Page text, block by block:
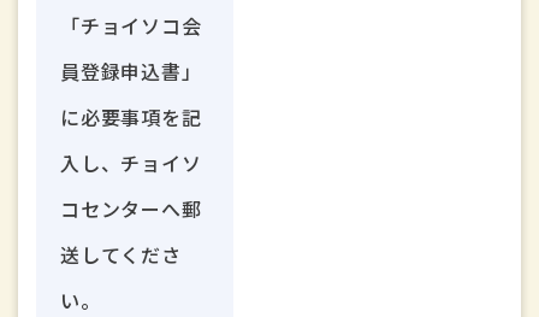
「チョイソコ会
員登録申込書」
に必要事項を記
入し、チョイソ
コセンターへ郵
送してくださ
い。